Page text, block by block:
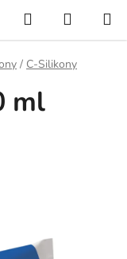
Hledat
KOŠÍK
/ C-Silikony
ml